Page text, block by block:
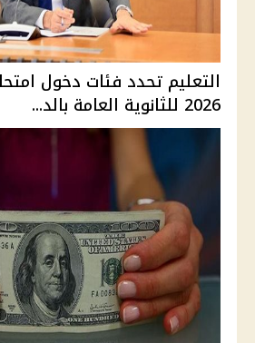
التعليم تحدد فئات دخول
2026 للثانوية العامة بالد...